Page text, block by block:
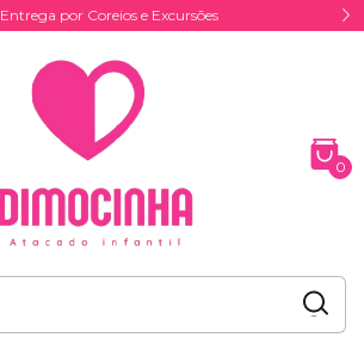
Entrega por Coreios e Excursões
0